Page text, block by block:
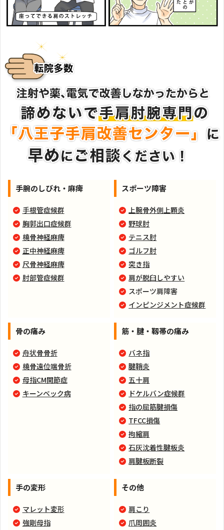
手腕のしびれ・麻痺
手根管症候群
胸郭出口症候群
橈骨神経麻痺
正中神経麻痺
尺骨神経麻痺
肘部管症候群
スポーツ障害
上腕骨外側上顆炎
野球肘
テニス肘
ゴルフ肘
突き指
肩が脱臼しやすい
スポーツ肩障害
インピンジメント症候群
骨の痛み
舟状骨骨折
橈骨遠位端骨折
母指CM関節症
キーンベック病
筋・腱・靱帯の痛み
バネ指
腱鞘炎
五十肩
ドケルバン症候群
指の屈筋腱損傷
TFCC損傷
拘縮肩
石灰沈着性腱板炎
肩腱板断裂
手の変形
マレット変形
強剛母指
その他
肩こり
爪周囲炎